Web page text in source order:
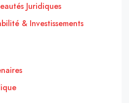
Juridiques
& Investissements